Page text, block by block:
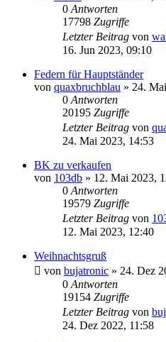
0 Antworten
17798 Zugriffe
Letzter Beitrag von
16. Jun 2023, 09:10
Federn für Hauptständer
von quaxbruchblau » 24.
0 Antworten
20195 Zugriffe
Letzter Beitrag von
24. Mai 2023, 14:53
BK zu verkaufen
von 103db » 12. Mai 2023,
0 Antworten
19579 Zugriffe
Letzter Beitrag von
12. Mai 2023, 12:40
Weihnachtsgruß
von bujatronic » 24. Dez
0 Antworten
19154 Zugriffe
Letzter Beitrag von
24. Dez 2022, 11:58